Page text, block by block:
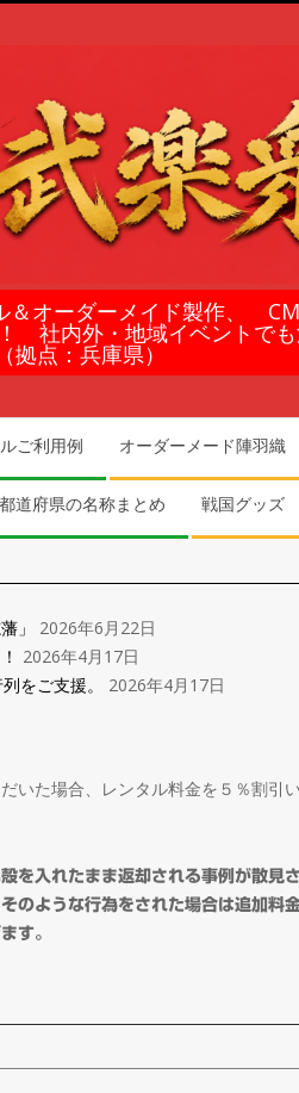
＆オーダーメイド製作、
社内外・地域イベントでも
拠点：兵庫県）
ご利用例 オーダーメード陣羽織
道府県の名称まとめ 戦国グッズ
」
2026年6月22日
2026年4月17日
をご支援。
2026年4月17日
いた場合、レンタル料金を５％割
を入れたまま返却される事例が散見さ
のような行為をされた場合は追加料
す。